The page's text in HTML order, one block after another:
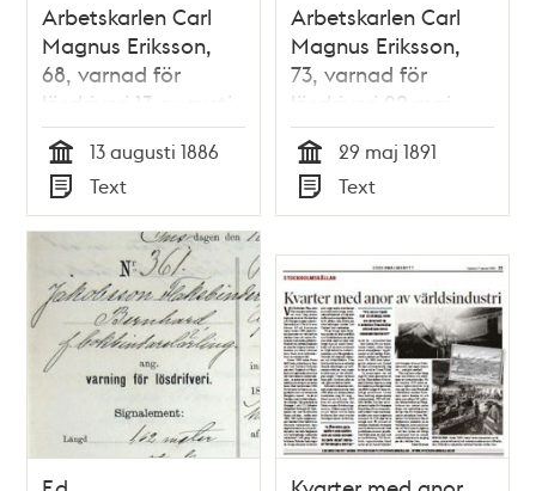
Arbetskarlen Carl
Magnus Eriksson,
68, varnad för
lösdriveri 13 augusti
1886 - polisförhör
Tid
13 augusti 1886
Typ
Text
Arbetskarlen Carl
Magnus Eriksson,
73, varnad för
lösdriveri 29 maj
1891 - polisförhör
Tid
29 maj 1891
Typ
Text